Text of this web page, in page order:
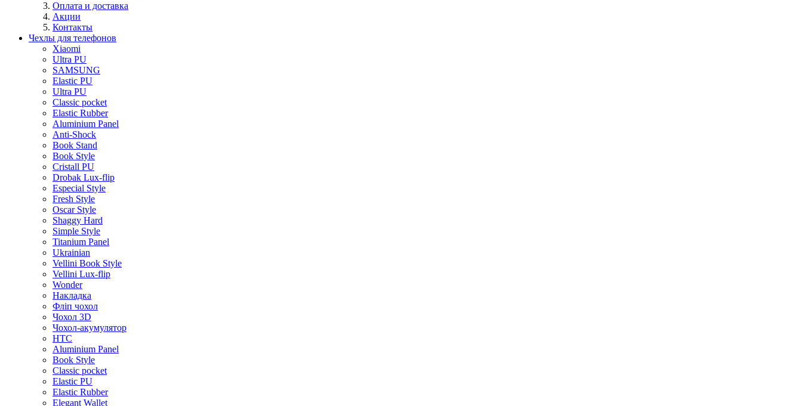
Оплата и доставка
Акции
Контакты
Чехлы для телефонов
Xiaomi
Ultra PU
SAMSUNG
Elastic PU
Ultra PU
Classic pocket
Elastic Rubber
Aluminium Panel
Anti-Shock
Book Stand
Book Style
Cristall PU
Drobak Lux-flip
Especial Style
Fresh Style
Oscar Style
Shaggy Hard
Simple Style
Titanium Panel
Ukrainian
Vellini Book Style
Vellini Lux-flip
Wonder
Накладка
Фліп чохол
Чохол 3D
Чохол-акумулятор
HTC
Aluminium Panel
Book Style
Classic pocket
Elastic PU
Elastic Rubber
Elegant Wallet